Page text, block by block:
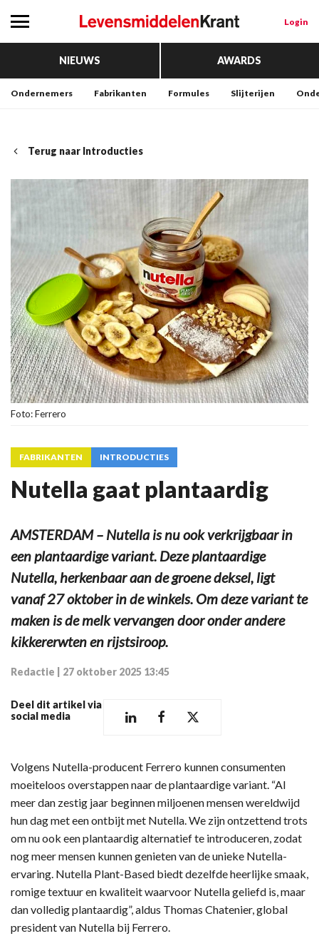
Login
NIEUWS AWARDS
Ondernemers Fabrikanten Formules Slijterijen
Terug naar Introducties
Foto: Ferrero
FABRIKANTEN INTRODUCTIES
Nutella gaat plantaardig
AMSTERDAM – Nutella is nu ook verkrijgbaar in
een plantaardige variant. Deze plantaardige
Nutella, herkenbaar aan de groene deksel, ligt
vanaf 27 oktober in de winkels. Om deze variant te
maken is de melk vervangen door onder andere
kikkererwten en rijstsiroop.
Redactie 27 oktober 2025 13:45
Deel dit artikel via
social media
Volgens Nutella-producent Ferrero kunnen consumenten
moeiteloos overstappen naar de plantaardige variant. “Al
meer dan zestig jaar beginnen miljoenen mensen wereldwijd
hun dag met een ontbijt met Nutella. We zijn ontzettend trots
om nu ook een plantaardig alternatief te introduceren, zodat
nog meer mensen kunnen genieten van de unieke Nutella-
ervaring. Nutella Plant-Based biedt dezelfde heerlijke smaak,
romige textuur en kwaliteit waarvoor Nutella geliefd is, maar
dan volledig plantaardig”, aldus Thomas Chatenier, global
president van Nutella bij Ferrero.